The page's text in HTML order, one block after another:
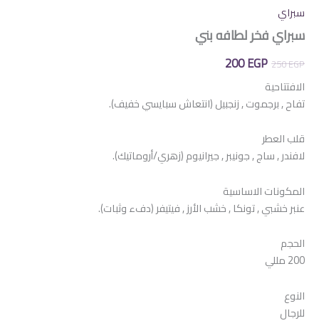
سبراي
سبراي فخر لطافه بني
250EGP
السعر
الأصلي
هو:
250 EGP.
200EGP
هو:
الافتتاحية
تفاح , برجموت , زنجبيل (انتعاش سبايسي خفيف).
قلب العطر
لافندر , ساج , جونيبر , جيرانيوم (زهري/أروماتيك).
المكونات الاساسية
عنبر خشبي , تونكا , خشب الأرز , فيتيفر (دفء وثبات).
الحجم
200 مللي
النوع
للرجال